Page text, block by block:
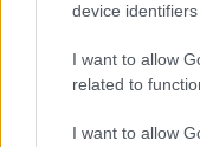
device identifiers
I want to allow
related to
I want to allow
Aggius
amate